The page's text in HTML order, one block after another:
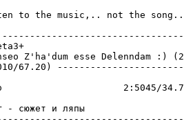
to the music,.. not the
Z'ha'dum esse Delenndam :)
67.20)
: 13
2:5045/
Commander -